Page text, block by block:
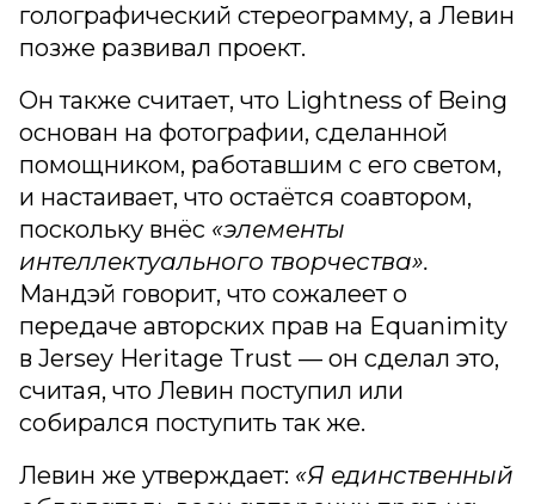
голографический стереограмму, а Левин
позже развивал проект.
Он также считает, что Lightness of Being
основан на фотографии, сделанной
помощником, работавшим с его светом,
и настаивает, что остаётся соавтором,
поскольку внёс «элементы
интеллектуального творчества».
Мандэй говорит, что сожалеет о
передаче авторских прав на Equanimity
в Jersey Heritage Trust — он сделал это,
считая, что Левин поступил или
собирался поступить так же.
Левин же утверждает: «Я единственный